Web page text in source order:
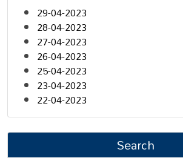
29-04-2023
28-04-2023
27-04-2023
26-04-2023
25-04-2023
23-04-2023
22-04-2023
Search